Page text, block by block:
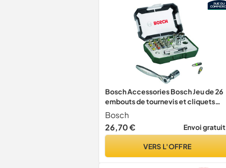
Bosch Accessories Bosch Jeu de 26
embouts de tournevis et cliquets
(qualité extra dure, accessoires pour
perceuse et tournevis)
Bosch
26,70 €
Envoi gratuit
VERS L'OFFRE